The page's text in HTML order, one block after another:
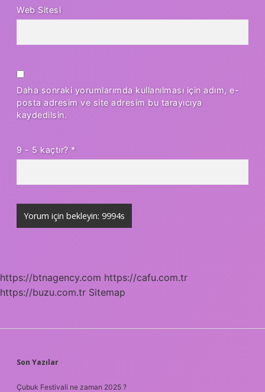
Web Sitesi
Daha sonraki yorumlarımda kullanılması için adım, e-
posta adresim ve site adresim bu tarayıcıya
kaydedilsin.
9 - 5 kaçtır? *
https://btnagency.com https://cafu.com.tr
https://buzu.com.tr Sitemap
SIDEBAR
Son Yazılar
Çubuk Festivali ne zaman 2025 ?